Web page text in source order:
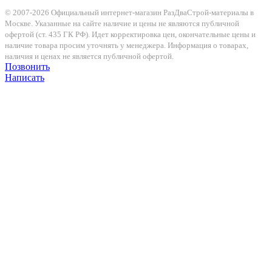
© 2007-2026 Официальный интернет-магазин РазДваСтрой-материалы в
Москве. Указанные на сайте наличие и цены не являются публичной
офертой (ст. 435 ГК РФ). Идет корректировка цен, окончательные цены и
наличие товара просим уточнять у менеджера. Информация о товарах,
наличия и ценах не является публичной офертой.
Позвонить
Написать